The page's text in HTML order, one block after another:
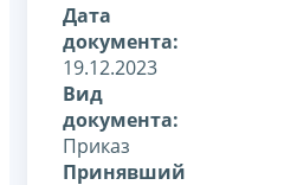
Дата
документа:
19.12.2023
Вид
документа:
Приказ
Принявший